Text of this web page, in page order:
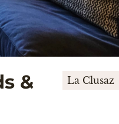
&
La Clusaz